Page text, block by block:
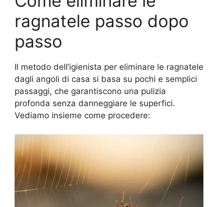
ragnatele passo dopo
passo
Il metodo dell’igienista per eliminare le ragnatele
dagli angoli di casa si basa su pochi e semplici
passaggi, che garantiscono una pulizia
profonda senza danneggiare le superfici.
Vediamo insieme come procedere: